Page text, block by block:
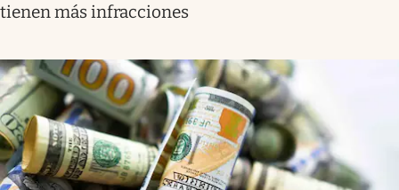
tienen más infracciones